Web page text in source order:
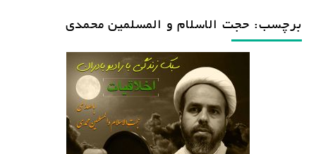
برچسب: حجت الاسلام و المسلمین محمدی